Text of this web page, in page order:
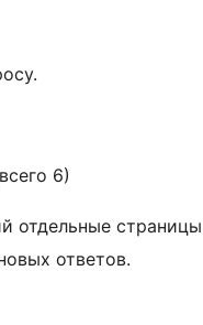
6)
отдельные страницы
ответов.